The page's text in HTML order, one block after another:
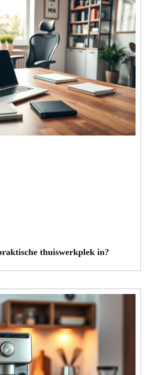
thuiswerkplek in?